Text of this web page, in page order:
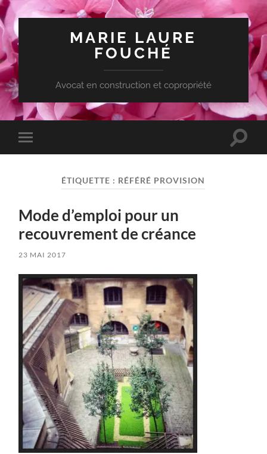
MARIE LAURE
FOUCHÉ
Avocat en construction et copropriété
Toggle
mobile
Toggle
ÉTIQUETTE : RÉFÉRÉ PROVISION
Mode d’emploi pour un
recouvrement de créance
23 MAI 2017